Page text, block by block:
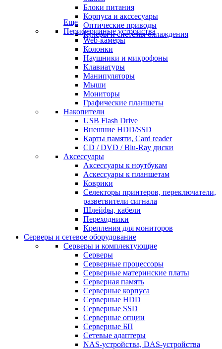
Блоки питания
Корпуса и акссесуары
Оптические приводы
Кулеры и системы охлаждения
Еще
Периферийные устройства
Web-камеры
Колонки
Наушники и микрофоны
Клавиатуры
Манипуляторы
Мыши
Мониторы
Графические планшеты
Накопители
USB Flash Drive
Внешние HDD/SSD
Карты памяти, Card reader
CD / DVD / Blu-Ray диски
Аксессуары
Аксессуары к ноутбукам
Аскессуары к планшетам
Коврики
Селекторы принтеров, переключатели,
разветвители сигнала
Шлейфы, кабели
Переходники
Крепления для мониторов
Серверы и сетевое оборудование
Серверы и комплектующие
Серверы
Серверные процессоры
Серверные материнские платы
Серверная память
Серверные корпуса
Серверные HDD
Серверные SSD
Серверные опции
Серверные БП
Сетевые адаптеры
NAS-устройства, DAS-устройства